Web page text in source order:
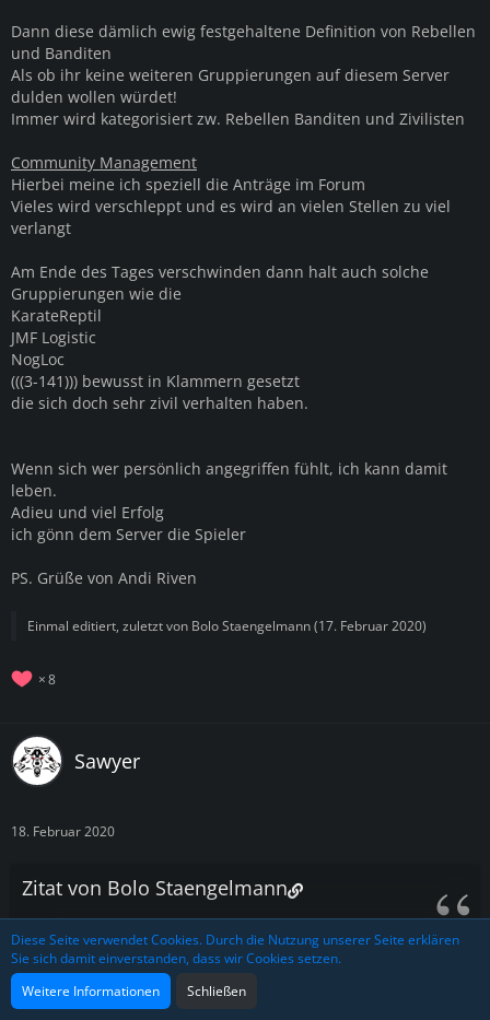
Dann diese dämlich ewig festgehaltene Definition von Rebellen
und Banditen
Als ob ihr keine weiteren Gruppierungen auf diesem Server
dulden wollen würdet!
Immer wird kategorisiert zw. Rebellen Banditen und Zivilisten
Community Management
Hierbei meine ich speziell die Anträge im Forum
Vieles wird verschleppt und es wird an vielen Stellen zu viel
verlangt
Am Ende des Tages verschwinden dann halt auch solche
Gruppierungen wie die
KarateReptil
JMF Logistic
NogLoc
(((3-141))) bewusst in Klammern gesetzt
die sich doch sehr zivil verhalten haben.
Wenn sich wer persönlich angegriffen fühlt, ich kann damit
leben.
Adieu und viel Erfolg
ich gönn dem Server die Spieler
PS. Grüße von Andi Riven
Einmal editiert, zuletzt von Bolo Staengelmann(17. Februar 2020)
8
Sawyer
18. Februar 2020
Zitat von Bolo Staengelmann
Spoiler anzeigen
Alles anzeigen
Da ich ja hier primär der Sündenbock sein soll bzw meine
Diese Seite verwendet Cookies. Durch die Nutzung unserer Seite erklären
Sie sich damit einverstanden, dass wir Cookies setzen.
Weitere Informationen
Schließen